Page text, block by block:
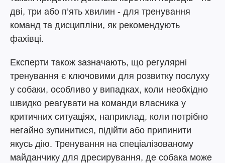
дві, три або п’ять хвилин - для тренування
команд та дисципліни, як рекомендують
фахівці.
Експерти також зазначають, що регулярні
тренування є ключовими для розвитку послуху
у собаки, особливо у випадках, коли необхідно
швидко реагувати на команди власника у
критичних ситуаціях, наприклад, коли потрібно
негайно зупинитися, підійти або припинити
якусь дію. Тренування на спеціалізованому
майданчику для дресирування, де собака може